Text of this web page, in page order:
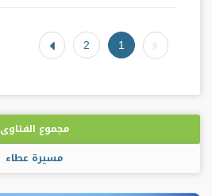
1
2
مجموع الفتاوى
مسيرة عطاء